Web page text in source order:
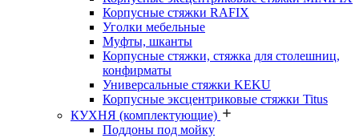
Корпусные стяжки RAFIX
Уголки мебельные
Муфты, шканты
Корпусные стяжки, стяжка для столешниц,
конфирматы
Универсальные стяжки KEKU
Корпусные эксцентриковые стяжки Titus
КУХНЯ (комплектующие)
Поддоны под мойку